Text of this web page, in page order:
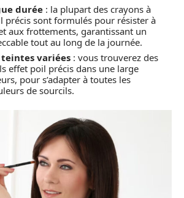
durée : la plupart des crayons à
précis sont formulés pour résister à
aux frottements, garantissant un
tout au long de la journée.
variées : vous trouverez des
effet poil précis dans une large
pour s’adapter à toutes les
de sourcils.